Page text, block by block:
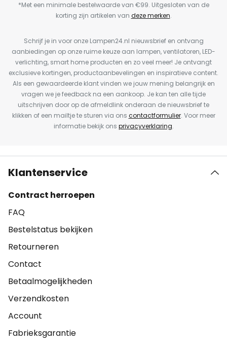
*Met een minimale bestelwaarde van €99. Uitgesloten van de
korting zijn artikelen van deze merken.
Schrijf je in voor onze Lampen24.nl nieuwsbrief en ontvang
aanbiedingen op onze ruime keuze aan lampen, ventilatoren, LED-
verlichting, smart home producten en zo veel meer! Je ontvangt
exclusieve kortingen, productaanbevelingen en inspiratieve content.
Als een gewaardeerde klant vinden we jouw mening belangrijk en
vragen we je feedback na een aankoop. Je kan ten alle tijde
uitschrijven door op de afmeldlink onderaan de nieuwsbrief te
klikken of een mailtje te sturen via ons contactformulier. Voor meer
informatie bekijk ons privacyverklaring.
Klantenservice
Contract herroepen
FAQ
Bestelstatus bekijken
Retourneren
Contact
Betaalmogelijkheden
Verzendkosten
Account
Fabrieksgarantie